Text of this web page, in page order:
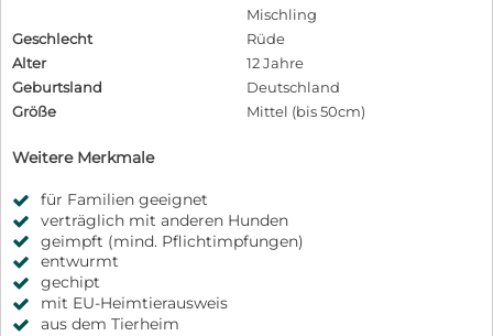
Mischling
Geschlecht
Rüde
Alter
12 Jahre
Geburtsland
Deutschland
Größe
Mittel (bis 50cm)
Weitere Merkmale
für Familien geeignet
verträglich mit anderen Hunden
geimpft (mind. Pflichtimpfungen)
entwurmt
gechipt
mit EU-Heimtierausweis
aus dem Tierheim